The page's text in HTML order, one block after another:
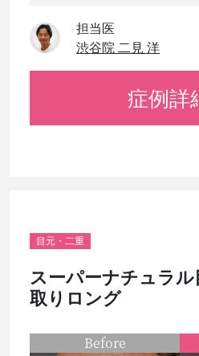
担当医
渋谷院 二見 洋
症例詳
目元・二重
スーパーナチュラ
取りロング
Before